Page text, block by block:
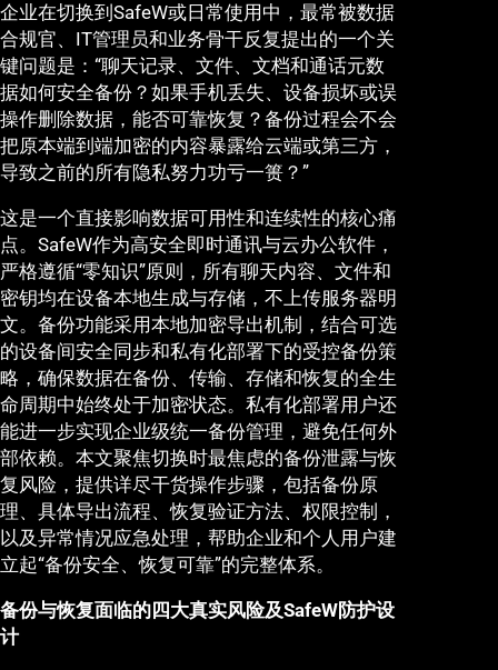
企业在切换到SafeW或日常使用中，最常被数据
合规官、IT管理员和业务骨干反复提出的一个关
键问题是：“聊天记录、文件、文档和通话元数
据如何安全备份？如果手机丢失、设备损坏或误
操作删除数据，能否可靠恢复？备份过程会不会
把原本端到端加密的内容暴露给云端或第三方，
导致之前的所有隐私努力功亏一篑？”
这是一个直接影响数据可用性和连续性的核心痛
点。SafeW作为高安全即时通讯与云办公软件，
严格遵循“零知识”原则，所有聊天内容、文件和
密钥均在设备本地生成与存储，不上传服务器明
文。备份功能采用本地加密导出机制，结合可选
的设备间安全同步和私有化部署下的受控备份策
略，确保数据在备份、传输、存储和恢复的全生
命周期中始终处于加密状态。私有化部署用户还
能进一步实现企业级统一备份管理，避免任何外
部依赖。本文聚焦切换时最焦虑的备份泄露与恢
复风险，提供详尽干货操作步骤，包括备份原
理、具体导出流程、恢复验证方法、权限控制，
以及异常情况应急处理，帮助企业和个人用户建
立起“备份安全、恢复可靠”的完整体系。
备份与恢复面临的四大真实风险及SafeW防护设
计